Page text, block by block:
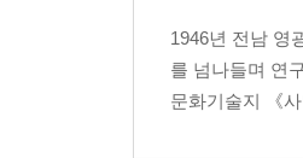
- 채의진 선생 작업
우리 모두 위로가 필
(자본주의적) 가족
1946년 전남 영
를 넘나들며 연
문화기술지 《